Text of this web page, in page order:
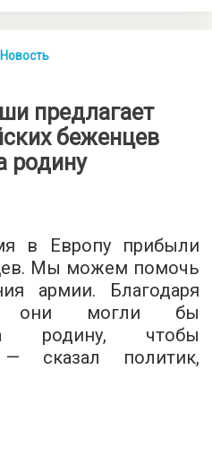
Новость
предлагает
беженцев
родину
в Европу прибыли
Мы можем помочь
армии. Благодаря
они могли бы
родину, чтобы
сказал политик,